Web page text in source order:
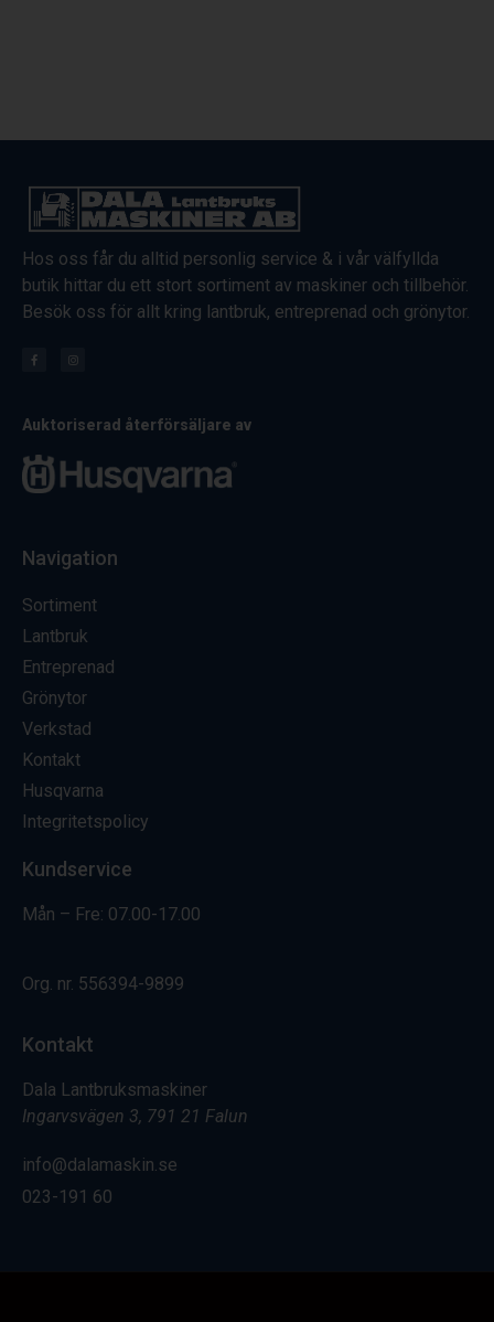
Hos oss får du alltid personlig service & i vår välfyllda
butik hittar du ett stort sortiment av maskiner och tillbehör.
Besök oss för allt kring lantbruk, entreprenad och grönytor.
Auktoriserad återförsäljare av
Navigation
Sortiment
Lantbruk
Entreprenad
Grönytor
Verkstad
Kontakt
Husqvarna
Integritetspolicy
Kundservice
Mån – Fre: 07.00-17.00
Org. nr. 556394-9899
Kontakt
Dala Lantbruksmaskiner
Ingarvsvägen 3, 791 21 Falun
info@dalamaskin.se
023-191 60